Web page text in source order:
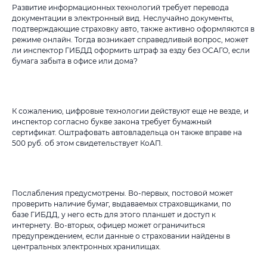
Развитие информационных технологий требует перевода
документации в электронный вид. Неслучайно документы,
подтверждающие страховку авто, также активно оформляются в
режиме онлайн. Тогда возникает справедливый вопрос, может
ли инспектор ГИБДД оформить штраф за езду без ОСАГО, если
бумага забыта в офисе или дома?
К сожалению, цифровые технологии действуют еще не везде, и
инспектор согласно букве закона требует бумажный
сертификат. Оштрафовать автовладельца он также вправе на
500 руб. об этом свидетельствует КоАП.
Послабления предусмотрены. Во-первых, постовой может
проверить наличие бумаг, выдаваемых страховщиками, по
базе ГИБДД, у него есть для этого планшет и доступ к
интернету. Во-вторых, офицер может ограничиться
предупреждением, если данные о страховании найдены в
центральных электронных хранилищах.